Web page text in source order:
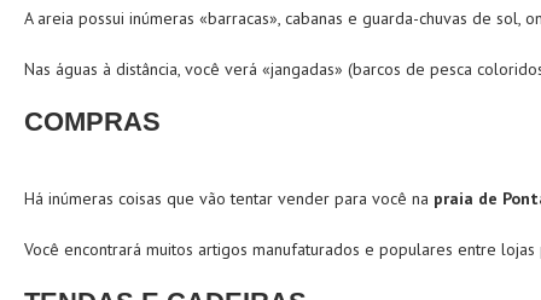
A areia possui inúmeras «barracas», cabanas e guarda-chuvas de
Nas águas à distância, você verá «jangadas» (barcos de pesca
COMPRAS
Há inúmeras coisas que vão tentar vender para você na praia de
Você encontrará muitos artigos manufaturados e populares entre